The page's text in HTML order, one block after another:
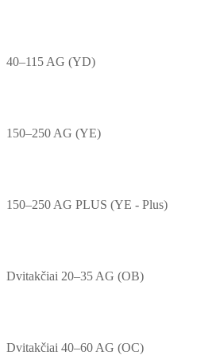
40–115 AG (YD)
150–250 AG (YE)
150–250 AG PLUS (YE - Plus)
Dvitakčiai 20–35 AG (OB)
Dvitakčiai 40–60 AG (OC)